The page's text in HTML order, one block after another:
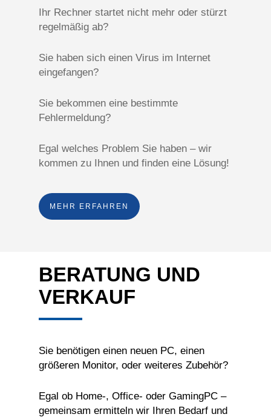
Ihr Rechner startet nicht mehr oder stürzt
regelmäßig ab?
Sie haben sich einen Virus im Internet
eingefangen?
Sie bekommen eine bestimmte
Fehlermeldung?
Egal welches Problem Sie haben – wir
kommen zu Ihnen und finden eine Lösung!
MEHR ERFAHREN
BERATUNG UND
VERKAUF
Sie benötigen einen neuen PC, einen
größeren Monitor, oder weiteres Zubehör?
Egal ob Home-, Office- oder GamingPC –
gemeinsam ermitteln wir Ihren Bedarf und